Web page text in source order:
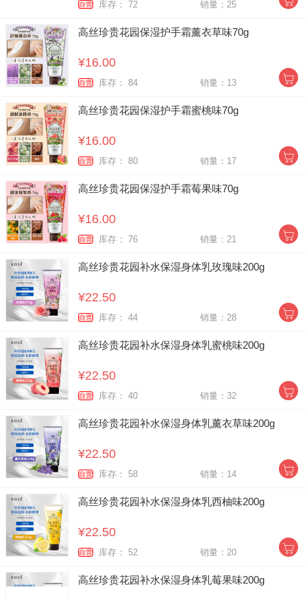
自营 库存： 72 销量：25
高丝珍贵花园保湿护手霜薰衣草味70g
¥16.00
自营 库存： 84 销量：13
高丝珍贵花园保湿护手霜蜜桃味70g
¥16.00
自营 库存： 80 销量：17
高丝珍贵花园保湿护手霜莓果味70g
¥16.00
自营 库存： 76 销量：21
高丝珍贵花园补水保湿身体乳玫瑰味200g
¥22.50
自营 库存： 44 销量：28
高丝珍贵花园补水保湿身体乳蜜桃味200g
¥22.50
自营 库存： 40 销量：32
高丝珍贵花园补水保湿身体乳薰衣草味200g
¥22.50
自营 库存： 58 销量：14
高丝珍贵花园补水保湿身体乳西柚味200g
¥22.50
自营 库存： 52 销量：20
高丝珍贵花园补水保湿身体乳莓果味200g